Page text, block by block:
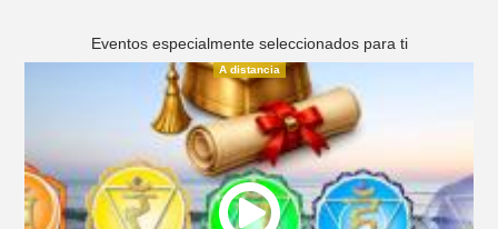
Eventos especialmente seleccionados para ti
A distancia